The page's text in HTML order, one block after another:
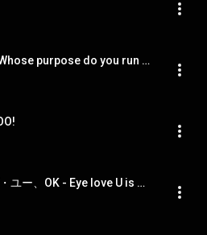
誰ノ為二走ルンダ - Whose purpose do you run to?
世界中にアイ・ラブ・ユー、OK - Eye love U is OK in all over the world.